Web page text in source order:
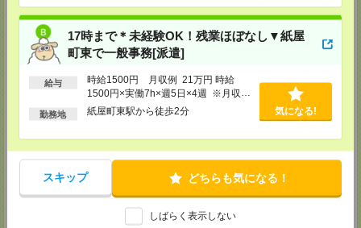
17時まで＊未経験OK！残業ほぼなし▼紙屋
町東で一般事務[派遣]
給与
時給1500円 月収例 21万円 時給
1500円×実働7h×週5日×4週 ※月収例
を保証するものではありません。※給
勤務地 紙屋町東駅から徒歩2分 気になる!
スキップ どちらも気になる！
しばらく表示しない
・経験や希望をインタビュー
・スキルチェック
・お仕事のご紹介
登録場所
CS広島支店
広島県広島市中区袋町 3-17 シシンヨービル 11F
TEL：0120-921-943
〒760-0027 香川県高松市紺屋町9-6 高松大同生命ビル7
TEL：0120-829-575